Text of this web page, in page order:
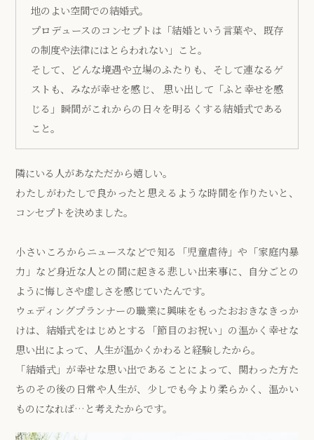
地のよい空間での結婚式。
プロデュースのコンセプトは「結婚という言葉や、既存
の制度や法律にはとらわれない」こと。
そして、どんな境遇や立場のふたりも、そして連なるゲ
ストも、みなが幸せを感じ、 思い出して「ふと幸せを感
じる」瞬間がこれからの日々を明るくする結婚式である
こと。
隣にいる人があなただから嬉しい。
わたしがわたしで良かったと思えるような時間を作りたいと、
コンセプトを決めました。
小さいころからニュースなどで知る「児童虐待」や「家庭内暴
力」など身近な人との間に起きる悲しい出来事に、自分ごとの
ように悔しさや虚しさを感じていたんです。
ウェディングプランナーの職業に興味をもったおおきなきっか
けは、結婚式をはじめとする「節目のお祝い」の温かく幸せな
思い出によって、人生が温かくかわると経験したから。
「結婚式」が幸せな思い出であることによって、関わった方た
ちのその後の日常や人生が、少しでも今より柔らかく、温かい
ものになれば…と考えたからです。